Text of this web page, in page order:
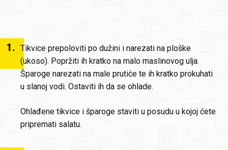
1. Tikvice prepoloviti po dužini i narezati na ploške
(ukoso). Popržiti ih kratko na malo maslinovog ulja.
Šparoge narezati na male prutiće te ih kratko prokuhati
u slanoj vodi. Ostaviti ih da se ohlade.
Ohlađene tikvice i šparoge staviti u posudu u kojoj ćete
pripremati salatu.